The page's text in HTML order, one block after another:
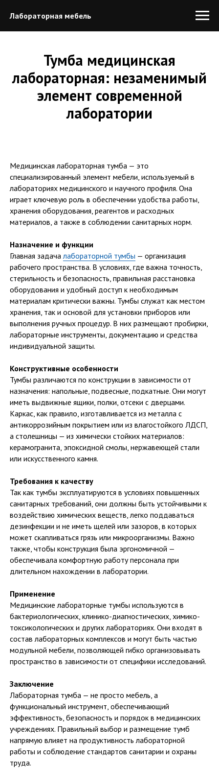
Лабораторная мебель
Тумба медицинская
лабораторная: незаменимый
элемент современной
лаборатории
Медицинская лабораторная тумба — это
специализированный элемент мебели, используемый в
лабораториях медицинского и научного профиля. Она
играет ключевую роль в обеспечении удобства работы,
хранения оборудования, реагентов и расходных
материалов, а также в соблюдении санитарных норм.
Назначение и функции
Главная задачалабораторной тумбы — организация
рабочего пространства. В условиях, где важна точность,
стерильность и безопасность, правильная расстановка
оборудования и удобный доступ к необходимым
материалам критически важны. Тумбы служат как местом
хранения, так и основой для установки приборов или
выполнения ручных процедур. В них размещают пробирки,
лабораторные инструменты, документацию и средства
индивидуальной защиты.
Конструктивные особенности
Тумбы различаются по конструкции в зависимости от
назначения: напольные, подвесные, подкатные. Они могут
иметь выдвижные ящики, полки, отсеки с дверцами.
Каркас, как правило, изготавливается из металла с
антикоррозийным покрытием или из влагостойкого ЛДСП,
а столешницы — из химически стойких материалов:
керамогранита, эпоксидной смолы, нержавеющей стали
или искусственного камня.
Требования к качеству
Так как тумбы эксплуатируются в условиях повышенных
санитарных требований, они должны быть устойчивыми к
воздействию химических веществ, легко поддаваться
дезинфекции и не иметь щелей или зазоров, в которых
может скапливаться грязь или микроорганизмы. Важно
также, чтобы конструкция была эргономичной —
обеспечивала комфортную работу персонала при
длительном нахождении в лаборатории.
Применение
Медицинские лабораторные тумбы используются в
бактериологических, клинико-диагностических, химико-
токсикологических и других лабораториях. Они входят в
состав лабораторных комплексов и могут быть частью
модульной мебели, позволяющей гибко организовывать
пространство в зависимости от специфики исследований.
Заключение
Лабораторная тумба — не просто мебель, а
функциональный инструмент, обеспечивающий
эффективность, безопасность и порядок в медицинских
учреждениях. Правильный выбор и размещение тумб
напрямую влияет на продуктивность лабораторной
работы и соблюдение стандартов санитарии и охраны
труда.